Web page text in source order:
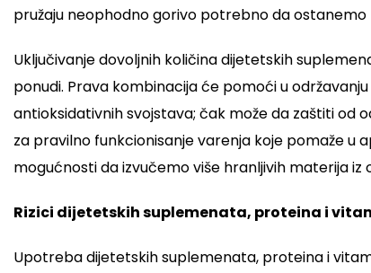
pružaju neophodno gorivo potrebno da
Uključivanje dovoljnih količina dijetetskih
ponudi. Prava kombinacija će pomoći u
antioksidativnih svojstava; čak može da zaštiti od
za pravilno funkcionisanje varenja koje pomaže u
mogućnosti da izvučemo više hranljivih materija
Rizici dijetetskih suplemenata, proteina i
Upotreba dijetetskih suplemenata, proteina i